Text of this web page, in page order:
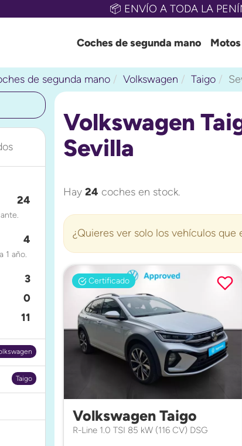
📦 ENVÍO A TODA LA
Coches de segunda mano
de segunda mano Volkswagen Taigo
Volkswagen
Sevilla
Hay 24 coches en stock.
¿Quieres ver solo los vehículos que
Certificado
Volkswagen Taigo
R-Line 1.0 TSI 85 kW (116 CV) DSG
24
4
1 año.
3
0
11
Taigo